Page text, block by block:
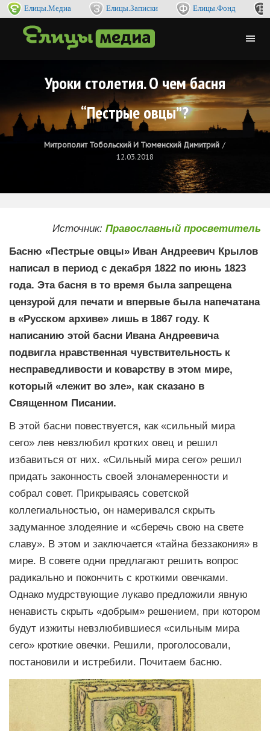
Елицы.Медиа Елицы.Записки Елицы.Фонд
Уроки столетия. О чем басня
“Пестрые овцы”?
Митрополит Тобольский И Тюменский Димитрий
12.03.2018
Источник: Православный просветитель
Басню «Пестрые овцы» Иван Андреевич Крылов
написал в период с декабря 1822 по июнь 1823
года. Эта басня в то время была запрещена
цензурой для печати и впервые была напечатана
в «Русском архиве» лишь в 1867 году. К
написанию этой басни Ивана Андреевича
подвигла нравственная чувствительность к
несправедливости и коварству в этом мире,
который «лежит во зле», как сказано в
Священном Писании.
В этой басни повествуется, как «сильный мира
сего» лев невзлюбил кротких овец и решил
избавиться от них. «Сильный мира сего» решил
придать законность своей злонамеренности и
собрал совет. Прикрываясь советской
коллегиальностью, он намеривался скрыть
задуманное злодеяние и «сберечь свою на свете
славу». В этом и заключается «тайна беззакония» в
мире. В совете одни предлагают решить вопрос
радикально и покончить с кроткими овечками.
Однако мудрствующие лукаво предложили явную
ненависть скрыть «добрым» решением, при котором
будут изжиты невзлюбившиеся «сильным мира
сего» кроткие овечки. Решили, проголосовали,
постановили и истребили. Почитаем басню.